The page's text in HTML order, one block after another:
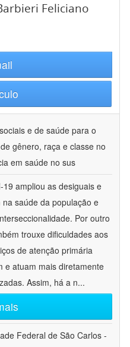
Feliciano
e de saúde para o
gênero, raça e classe no
em saúde no sus
ampliou as desiguais e
saúde da população e
Por outro
trouxe dificuldades aos
de atenção primária
e atuam mais diretamente
Assim, há a n...
Federal de São Carlos -